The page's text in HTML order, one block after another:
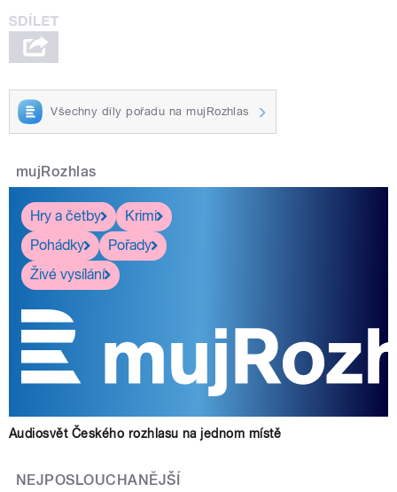
Všechny díly pořadu na mujRozhlas
mujRozhlas
Hry a četby
Krimi
Pohádky
Pořady
Živé vysílání
Audiosvět Českého rozhlasu na jednom místě
NEJPOSLOUCHANĚJŠÍ